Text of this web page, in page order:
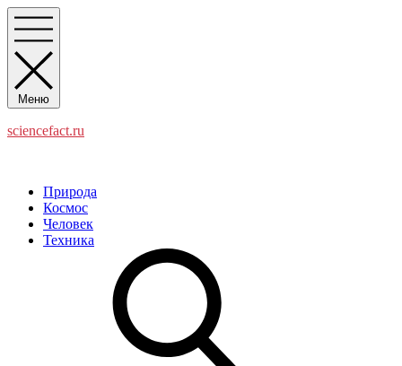
Перейти
содержимому
Меню
sciencefact.ru
Природа
Космос
Человек
Техника